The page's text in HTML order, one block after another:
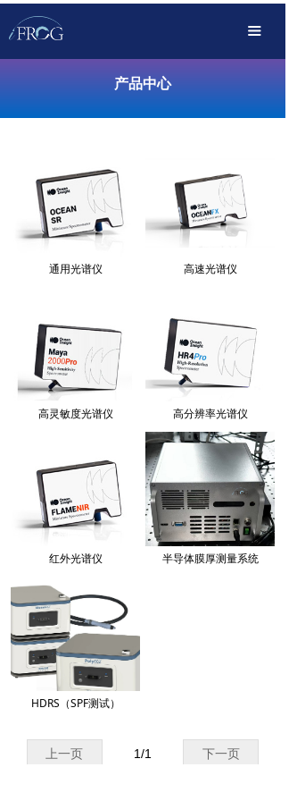
끀
首页
产品中心
传播服务
支持下载
关于我们
产品中心
通用光谱仪 高速光谱仪
高灵敏度光谱仪 高分辨率光谱仪
红外光谱仪 半导体膜厚测量系统
HDRS（SPF测试）
上一页 下一页
1/1